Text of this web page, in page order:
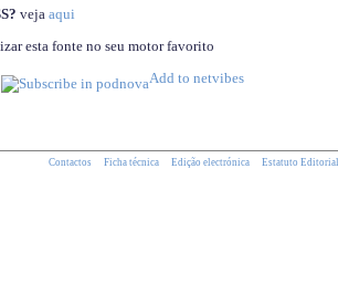
veja aqui
esta fonte no seu motor favorito
Contactos Ficha técnica Edição electrónica Estatuto Editorial